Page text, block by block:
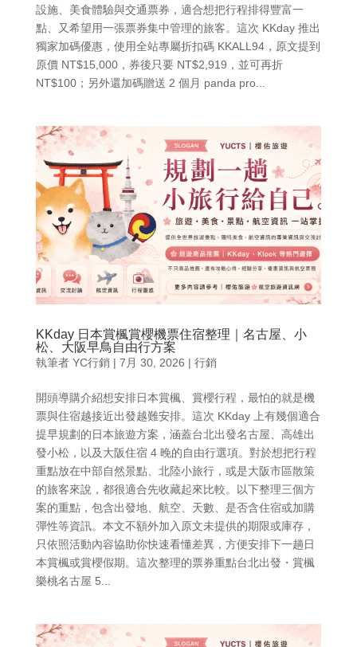
設施、美食體驗與交通票券，適合想把行程排得豐富一
點、又希望用一張票券集中管理的旅客。這次 KKday 推出
獨家加碼優惠，使用全站專屬折扣碼 KKALL94，原文提到
原價 NT$15,000，券後只要 NT$2,919，並可再折
NT$100；另外還加碼贈送 2 個月 panda pro...
KKday 日本賞楓賞櫻機票住宿整理｜名古屋、小
松、大阪早鳥自由行方案
執筆者 YC行銷| 7月 30, 2026 | 行銷
開頭導購介紹想安排日本賞楓、賞櫻行程，最怕的就是機
票與住宿越接近出發越難安排。這次 KKday 上有幾個適合
提早規劃的日本旅遊方案，涵蓋台北出發名古屋、高雄出
發小松，以及大阪住宿 4 晚的自由行選項。對於想把行程
重點放在中部自然景點、北陸小旅行，或是大阪市區散策
的旅客來說，都很適合先收藏起來比較。以下整理三個方
案的重點，包含出發地、航空、天數、是否含住宿或加購
彈性等資訊。本文不額外加入原文未提供的期限或庫存，
只依照活動內容協助你快速看懂差異，方便安排下一趟日
本賞楓或賞櫻假期。這次整理的票券重點台北出發・賞楓
樂桃名古屋 5...